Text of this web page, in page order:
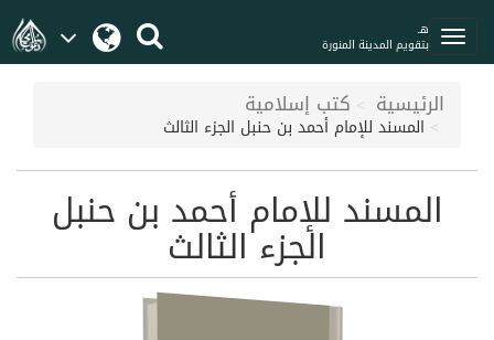
هـ
بتقويم المدينة المنورة
الرئيسية كتب إسلامية
المسند للإمام أحمد بن حنبل الجزء الثالث
المسند للإمام أحمد بن حنبل
الجزء الثالث